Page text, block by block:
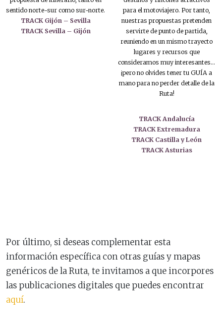
sentido norte-sur como sur-norte.
TRACK Gijón – Sevilla
TRACK Sevilla – Gijón
para el motoviajero. Por tanto,
nuestras propuestas pretenden
servirte de punto de partida,
reuniendo en un mismo trayecto
lugares y recursos que
consideramos muy interesantes…
¡pero no olvides tener tu GUÍA a
mano para no perder detalle de la
Ruta!
TRACK Andalucía
TRACK Extremadura
TRACK Castilla y León
TRACK Asturias
Por último, si deseas complementar esta
información específica con otras guías y mapas
genéricos de la Ruta, te invitamos a que incorpores
las publicaciones digitales que puedes encontrar
aquí.